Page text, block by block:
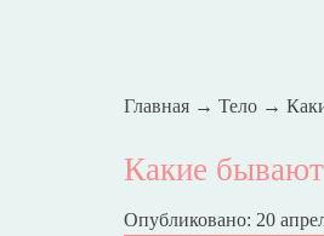
Главная → Тело →
Какие
Опубликовано: 20